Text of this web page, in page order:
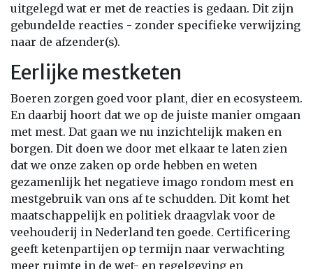
uitgelegd wat er met de reacties is gedaan. Dit zijn
gebundelde reacties - zonder specifieke verwijzing
naar de afzender(s).
Eerlijke mestketen
Boeren zorgen goed voor plant, dier en ecosysteem.
En daarbij hoort dat we op de juiste manier omgaan
met mest. Dat gaan we nu inzichtelijk maken en
borgen. Dit doen we door met elkaar te laten zien
dat we onze zaken op orde hebben en weten
gezamenlijk het negatieve imago rondom mest en
mestgebruik van ons af te schudden. Dit komt het
maatschappelijk en politiek draagvlak voor de
veehouderij in Nederland ten goede. Certificering
geeft ketenpartijen op termijn naar verwachting
meer ruimte in de wet- en regelgeving en